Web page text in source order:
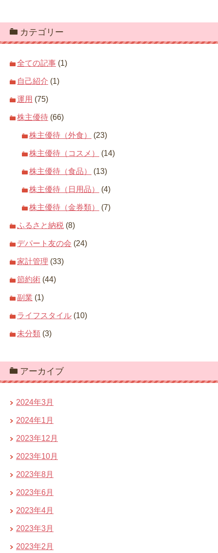
カテゴリー
全ての記事 (1)
自己紹介 (1)
運用 (75)
株主優待 (66)
株主優待（外食） (23)
株主優待（コスメ） (14)
株主優待（食品） (13)
株主優待（日用品） (4)
株主優待（金券類） (7)
ふるさと納税 (8)
デパート友の会 (24)
家計管理 (33)
節約術 (44)
副業 (1)
ライフスタイル (10)
未分類 (3)
アーカイブ
2024年3月
2024年1月
2023年12月
2023年10月
2023年8月
2023年6月
2023年4月
2023年3月
2023年2月